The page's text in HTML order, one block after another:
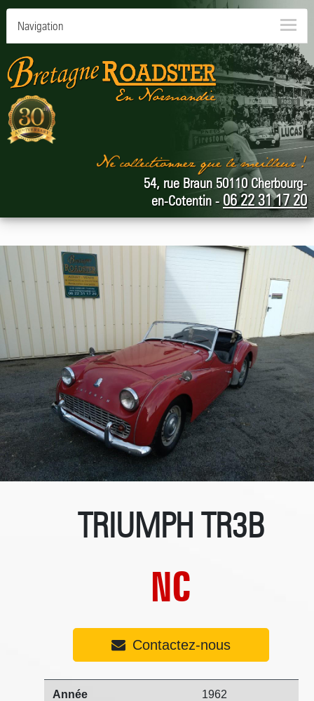
Navigation
54, rue Braun 50110 Cherbourg-
en-Cotentin - 06 22 31 17 20
TRIUMPH TR3B
NC
Contactez-nous
Année 1962